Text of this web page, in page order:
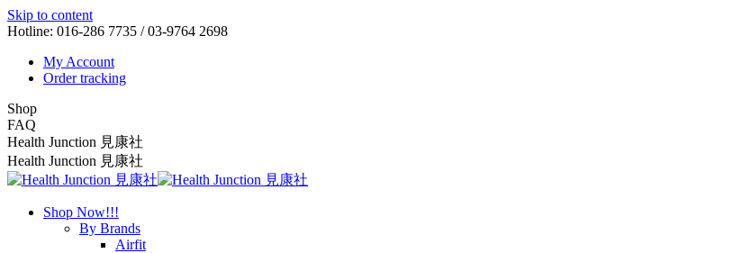
Skip to content
Hotline: 016-286 7735 / 03-9764 2698
My Account
Order tracking
Shop
FAQ
Health Junction 見康社
Health Junction 見康社
Shop Now!!!
By Brands
Airfit